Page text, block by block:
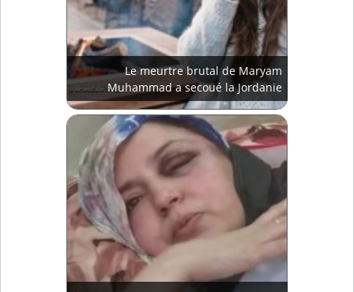
Le meurtre brutal de Maryam
Muhammad a secoué la Jordanie